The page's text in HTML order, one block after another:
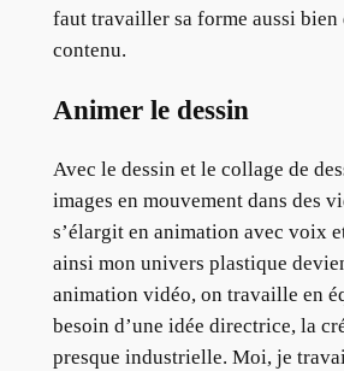
faut travailler sa forme aussi bien
contenu.
Animer le dessin
Avec le dessin et le collage de
images en mouvement dans des
s’élargit en animation avec voix
ainsi mon univers plastique
animation vidéo, on travaille en
besoin d’une idée directrice, la
presque industrielle. Moi, je